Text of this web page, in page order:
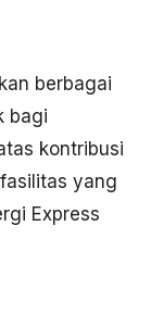
berbagai
bagi
kontribusi
yang
Express